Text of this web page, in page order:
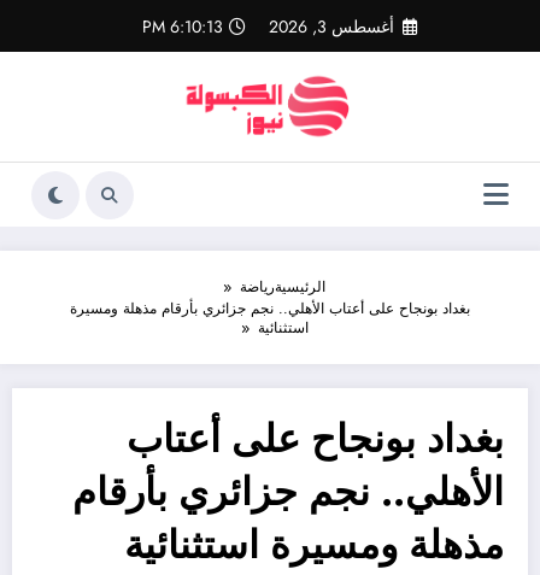
المحتوى
أغسطس 3, 2026 6:10:14 PM
الرئيسيةرياضة
بغداد بونجاح على أعتاب الأهلي.. نجم جزائري بأرقام مذهلة ومسيرة
استثنائية
بغداد بونجاح على أعتاب
الأهلي.. نجم جزائري بأرقام
مذهلة ومسيرة استثنائية